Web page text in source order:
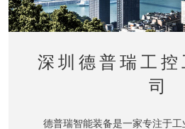
深圳德普瑞工
司
德普瑞智能装备是一家专注于